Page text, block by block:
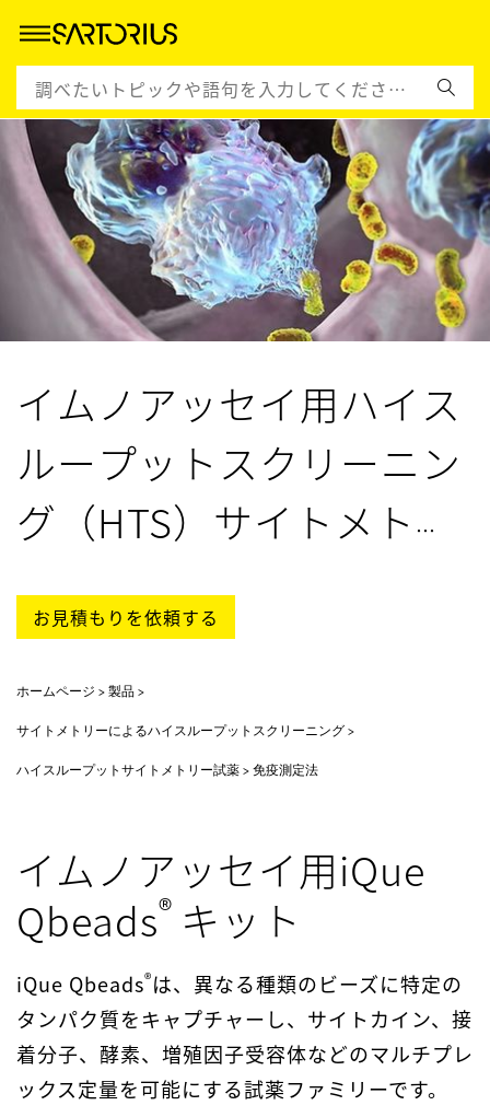
イムノアッセイ用ハイス
ループットスクリーニン
グ（HTS）サイトメトリ
ー試薬
お見積もりを依頼する
ホームページ 製品
サイトメトリーによるハイスループットスクリーニング
ハイスループットサイトメトリー試薬 免疫測定法
イムノアッセイ用iQue
Qbeads® キット
iQue Qbeads®は、異なる種類のビーズに特定の
タンパク質をキャプチャーし、サイトカイン、接
着分子、酵素、増殖因子受容体などのマルチプレ
ックス定量を可能にする試薬ファミリーです。